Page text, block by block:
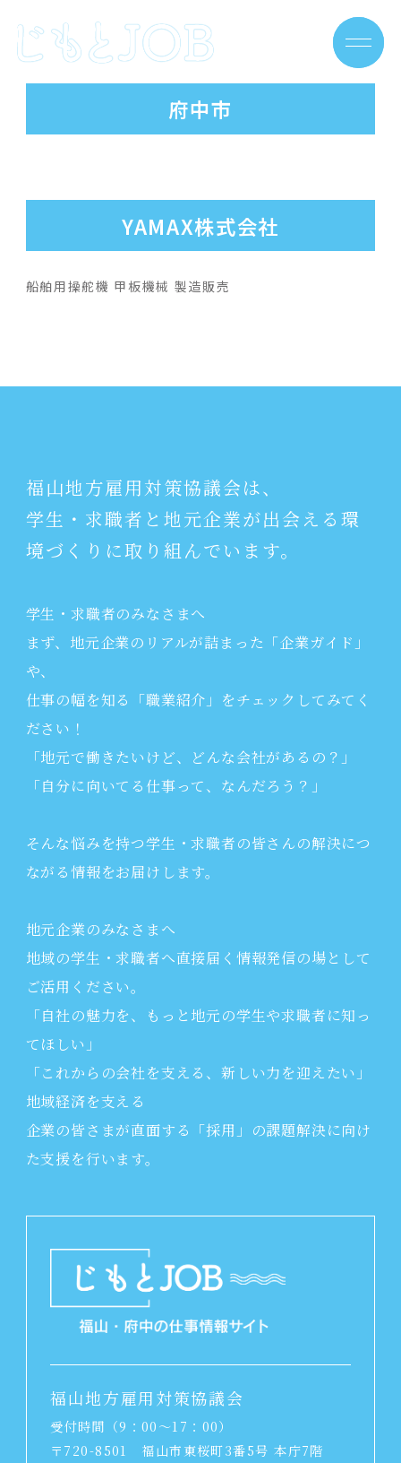
Skip
府中市
YAMAX株式会社
船舶用操舵機 甲板機械 製造販売
福山地方雇用対策協議会は、
学生・求職者と地元企業が出会える環
境づくりに取り組んでいます。
学生・求職者のみなさまへ
まず、地元企業のリアルが詰まった「企業ガイド」
や、
仕事の幅を知る「職業紹介」をチェックしてみてく
ださい！
「地元で働きたいけど、どんな会社があるの？」
「自分に向いてる仕事って、なんだろう？」
そんな悩みを持つ学生・求職者の皆さんの解決につ
ながる情報をお届けします。
地元企業のみなさまへ
地域の学生・求職者へ直接届く情報発信の場として
ご活用ください。
「自社の魅力を、もっと地元の学生や求職者に知っ
てほしい」
「これからの会社を支える、新しい力を迎えたい」
地域経済を支える
企業の皆さまが直面する「採用」の課題解決に向け
た支援を行います。
福山地方雇用対策協議会
受付時間（9：00～17：00）
〒720-8501 福山市東桜町3番5号 本庁7階